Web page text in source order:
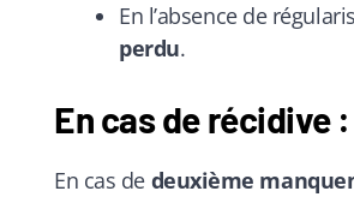
En l’absence de
perdu.
En cas de récidive
En cas de deuxième